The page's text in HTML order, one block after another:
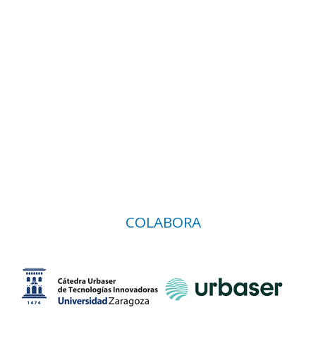
COLABORA